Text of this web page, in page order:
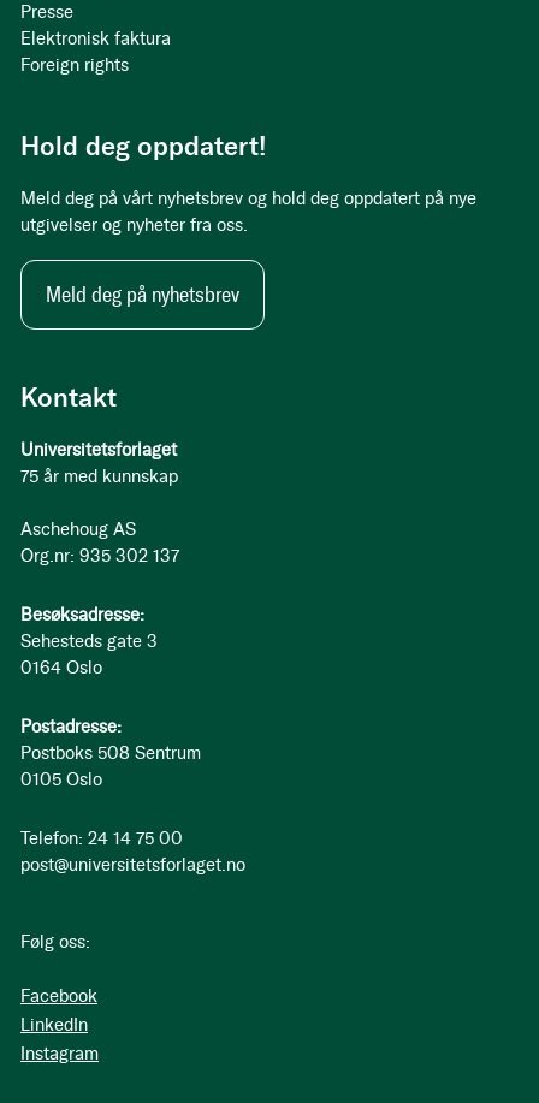
Kontakt
Universitetsforlaget
75 år med kunnskap
Aschehoug AS
Org.nr: 935 302 137
Besøksadresse:
Sehesteds gate 3
0164 Oslo
Postadresse:
Postboks 508 Sentrum
0105 Oslo
Telefon: 24 14 75 00
post@universitetsforlaget.no
Følg oss:
Facebook
LinkedIn
Instagram
Presse
Elektronisk faktura
Foreign rights
Hold deg oppdatert!
Meld deg på vårt nyhetsbrev og hold deg oppdatert på nye
utgivelser og nyheter fra oss.
Meld deg på nyhetsbrev